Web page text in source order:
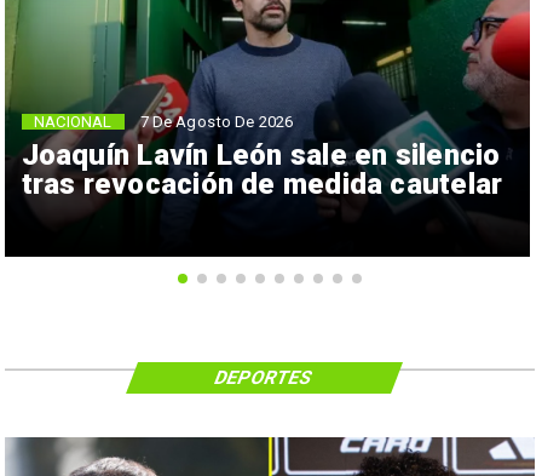
Joaquín Lavín León sale en silencio
tras revocación de medida cautelar
NACIONAL 7 De Agosto De 2026
DEPORTES